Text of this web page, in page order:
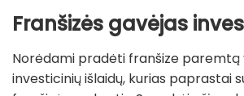
Franšizės gavėjas
Norėdami pradėti franšize
investicinių išlaidų, kurias paprastai